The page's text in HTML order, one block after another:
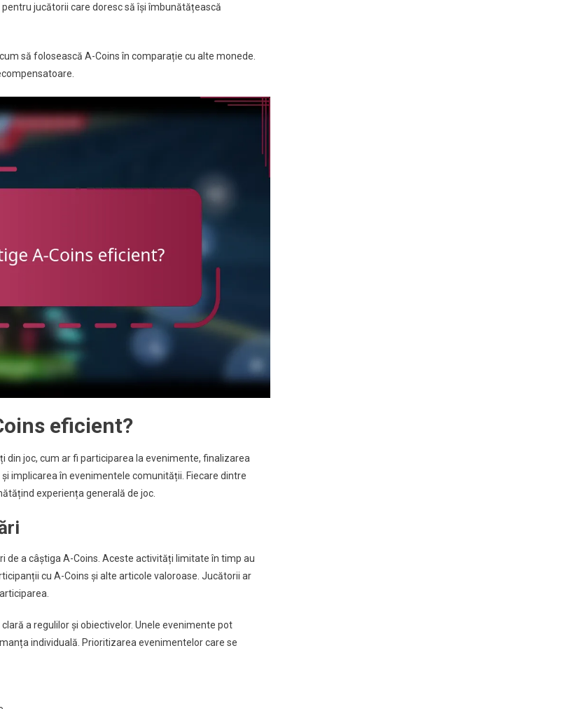
jucătorii care doresc să își îmbunătățească
să folosească A-Coins în comparație cu alte monede.
eficient?
joc, cum ar fi participarea la evenimente, finalizarea
implicarea în evenimentele comunității. Fiecare dintre
experiența generală de joc.
a câștiga A-Coins. Aceste activități limitate în timp au
cu A-Coins și alte articole valoroase. Jucătorii ar
a regulilor și obiectivelor. Unele evenimente pot
individuală. Prioritizarea evenimentelor care se